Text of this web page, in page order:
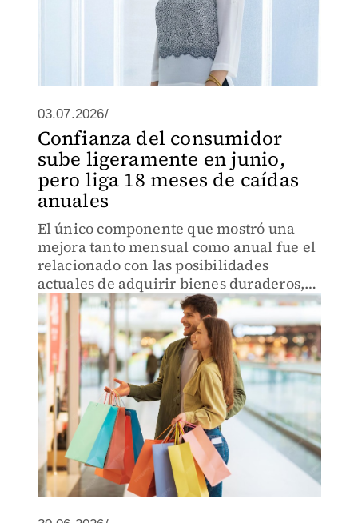
03.07.2026/
Confianza del consumidor
sube ligeramente en junio,
pero liga 18 meses de caídas
anuales
El único componente que mostró una
mejora tanto mensual como anual fue el
relacionado con las posibilidades
actuales de adquirir bienes duraderos,
como muebles o electrodomésticos.